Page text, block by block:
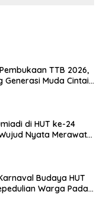
TTB 2026,
Generasi Muda Cintai
di HUT ke-24
Nyata Merawat
Budaya HUT
Warga Pada